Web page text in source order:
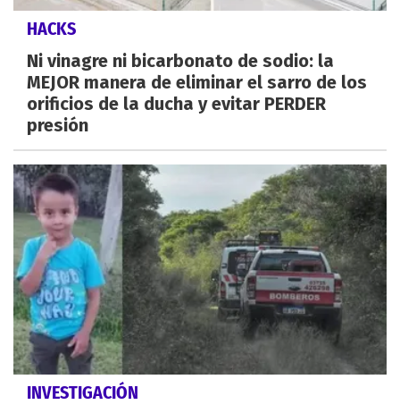
HACKS
Ni vinagre ni bicarbonato de sodio: la
MEJOR manera de eliminar el sarro de los
orificios de la ducha y evitar PERDER
presión
INVESTIGACIÓN